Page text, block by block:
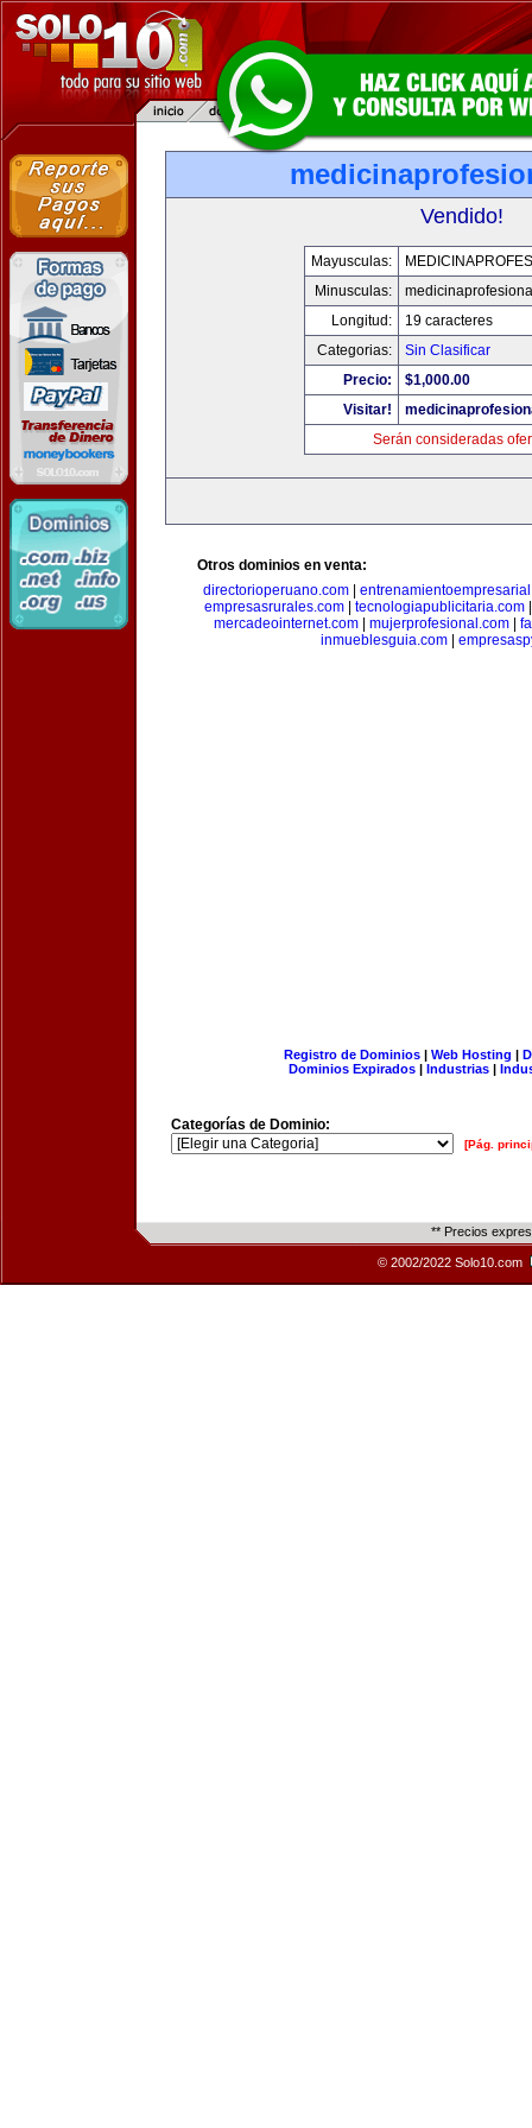
Vendido!
Mayusculas:
Minusculas:
Longitud:
19 caracteres
Categorias:
Sin Clasificar
Precio:
$1,000.00
Visitar!
Serán consideradas
Otros dominios en venta:
directorioperuano.com|
empresasrurales.com| tecnologiapublicitaria.com
mercadeointernet.com
mujerprofesional.com
inmueblesguia.com
Registro de Dominios| Web Hosting |
Dominios Expirados | Industrias |
Categorías de Dominio:
[Pág.
** Precios
© 2002/2022 Solo10.com